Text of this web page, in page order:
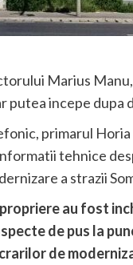
Marius
putea incepe dupa
primarul Horia
tehnice
a strazii
au fost
de pus la
de